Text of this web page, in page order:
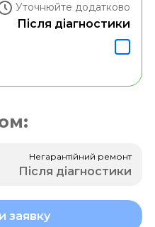
Уточнюйте додатково
Після діагностики
Негарантійний ремонт
Після діагностики
заявку